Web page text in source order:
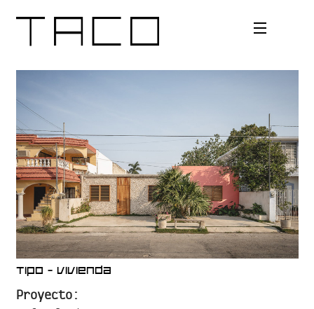
Bio
Alcances
Tipos
Contacto
Tipo - Vivienda
Proyecto: